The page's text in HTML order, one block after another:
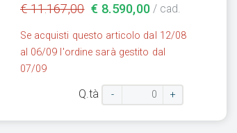
€ 11.167,00 € 8.590,00/ cad.
Se acquisti questo articolo dal 12/08
al 06/09 l'ordine sarà gestito dal
07/09
Q.tà - +